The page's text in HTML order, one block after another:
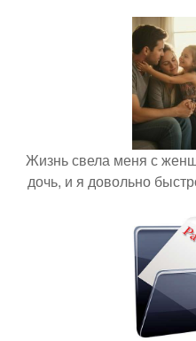
Жизнь свела меня с
дочь, и я довольно